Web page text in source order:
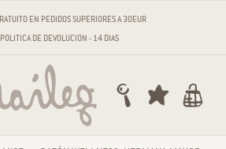
EN PEDIDOS SUPERIORES A 30EUR
POLITICA DE DEVOLUCION - 14 DIAS
Carro